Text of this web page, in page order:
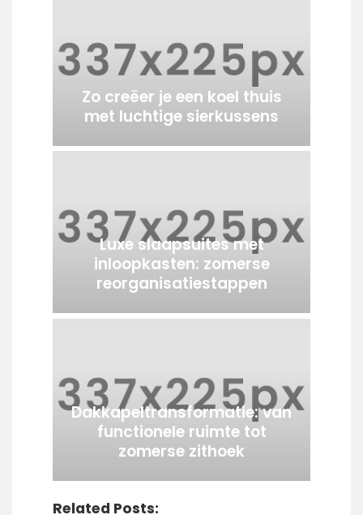
Zo creëer je een koel thuis
met luchtige sierkussens
Luxe slaapsuites met
inloopkasten: zomerse
reorganisatiestappen
Dakkapeltransformatie: van
functionele ruimte tot
zomerse zithoek
Related Posts: